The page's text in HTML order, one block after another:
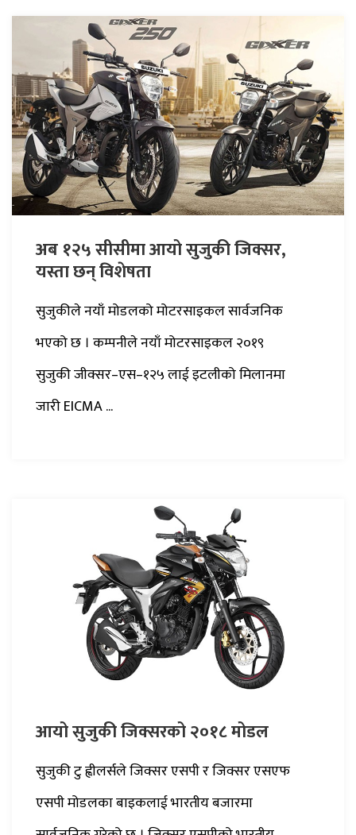
अब १२५ सीसीमा आयो सुजुकी जिक्सर,
यस्ता छन् विशेषता
सुजुकीले नयाँ मोडलको मोटरसाइकल सार्वजनिक
भएको छ । कम्पनीले नयाँ मोटरसाइकल २०१९
सुजुकी जीक्सर–एस–१२५ लाई इटलीको मिलानमा
जारी EICMA ...
आयो सुजुकी जिक्सरको २०१८ मोडल
सुजुकी टु ह्वीलर्सले जिक्सर एसपी र जिक्सर एसएफ
एसपी मोडलका बाइकलाई भारतीय बजारमा